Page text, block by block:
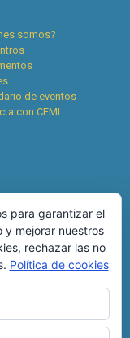
somos?
de eventos
con CEMI
CEMI n°134, abril
de abril de 2026
CEMI nº133,
de 2025
para garantizar el
y mejorar nuestros
rechazar las no
Política de cookies